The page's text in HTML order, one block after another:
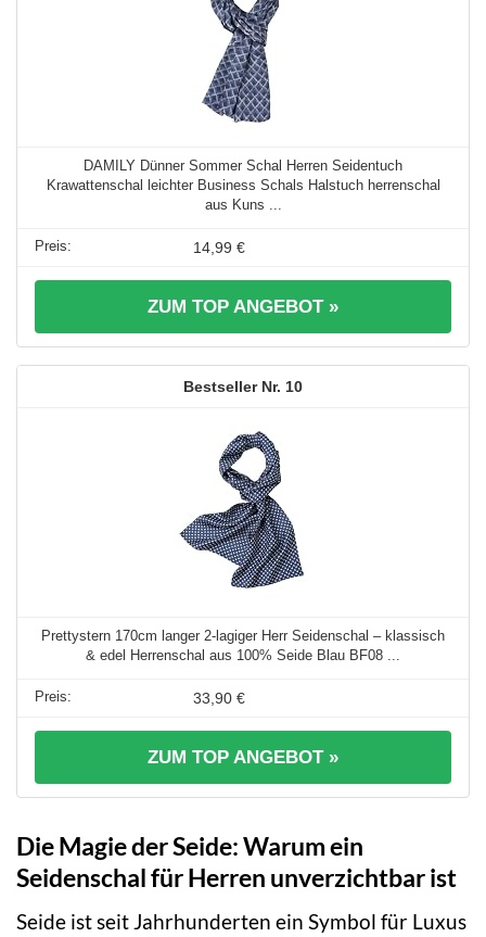
DAMILY Dünner Sommer Schal Herren Seidentuch
Krawattenschal leichter Business Schals Halstuch herrenschal
aus Kuns ...
14,99 €
ZUM TOP ANGEBOT »
10
Prettystern 170cm langer 2-lagiger Herr Seidenschal – klassisch
& edel Herrenschal aus 100% Seide Blau BF08 ...
33,90 €
ZUM TOP ANGEBOT »
Die Magie der Seide: Warum ein
Seidenschal für Herren unverzichtbar ist
Seide ist seit Jahrhunderten ein Symbol für Luxus